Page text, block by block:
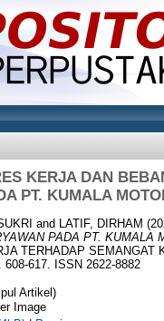
KERJA DAN
PT. KUMALA
and LATIF, DIRHAM
PADA PT. KUMALA
TERHADAP SEMANGAT
608-617. ISSN 2622-8882
Artikel)
Image